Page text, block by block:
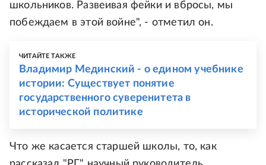
школьников. Развеивая фейки и вбросы, мы
побеждаем в этой войне", - отметил он.
ЧИТАЙТЕ ТАКЖЕ
Владимир Мединский - о едином учебнике
истории: Существует понятие
государственного суверенитета в
исторической политике
Что же касается старшей школы, то, как